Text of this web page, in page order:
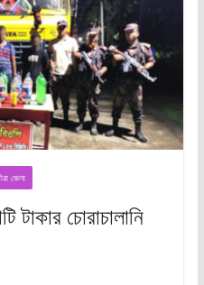
জেলা
টাকার চোরাচালানি